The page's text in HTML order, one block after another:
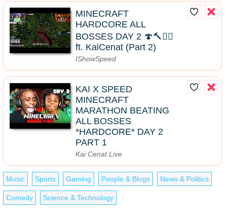
MINECRAFT
HARDCORE ALL
BOSSES DAY 2 🍄🔨🧟‍♂️
ft. KaiCenat (Part 2)
IShowSpeed
KAI X SPEED
MINECRAFT
MARATHON BEATING
ALL BOSSES
*HARDCORE* DAY 2
PART 1
Kai Cenat Live
Music Sports Gaming People & Blogs News & Politics
Comedy Science & Technology